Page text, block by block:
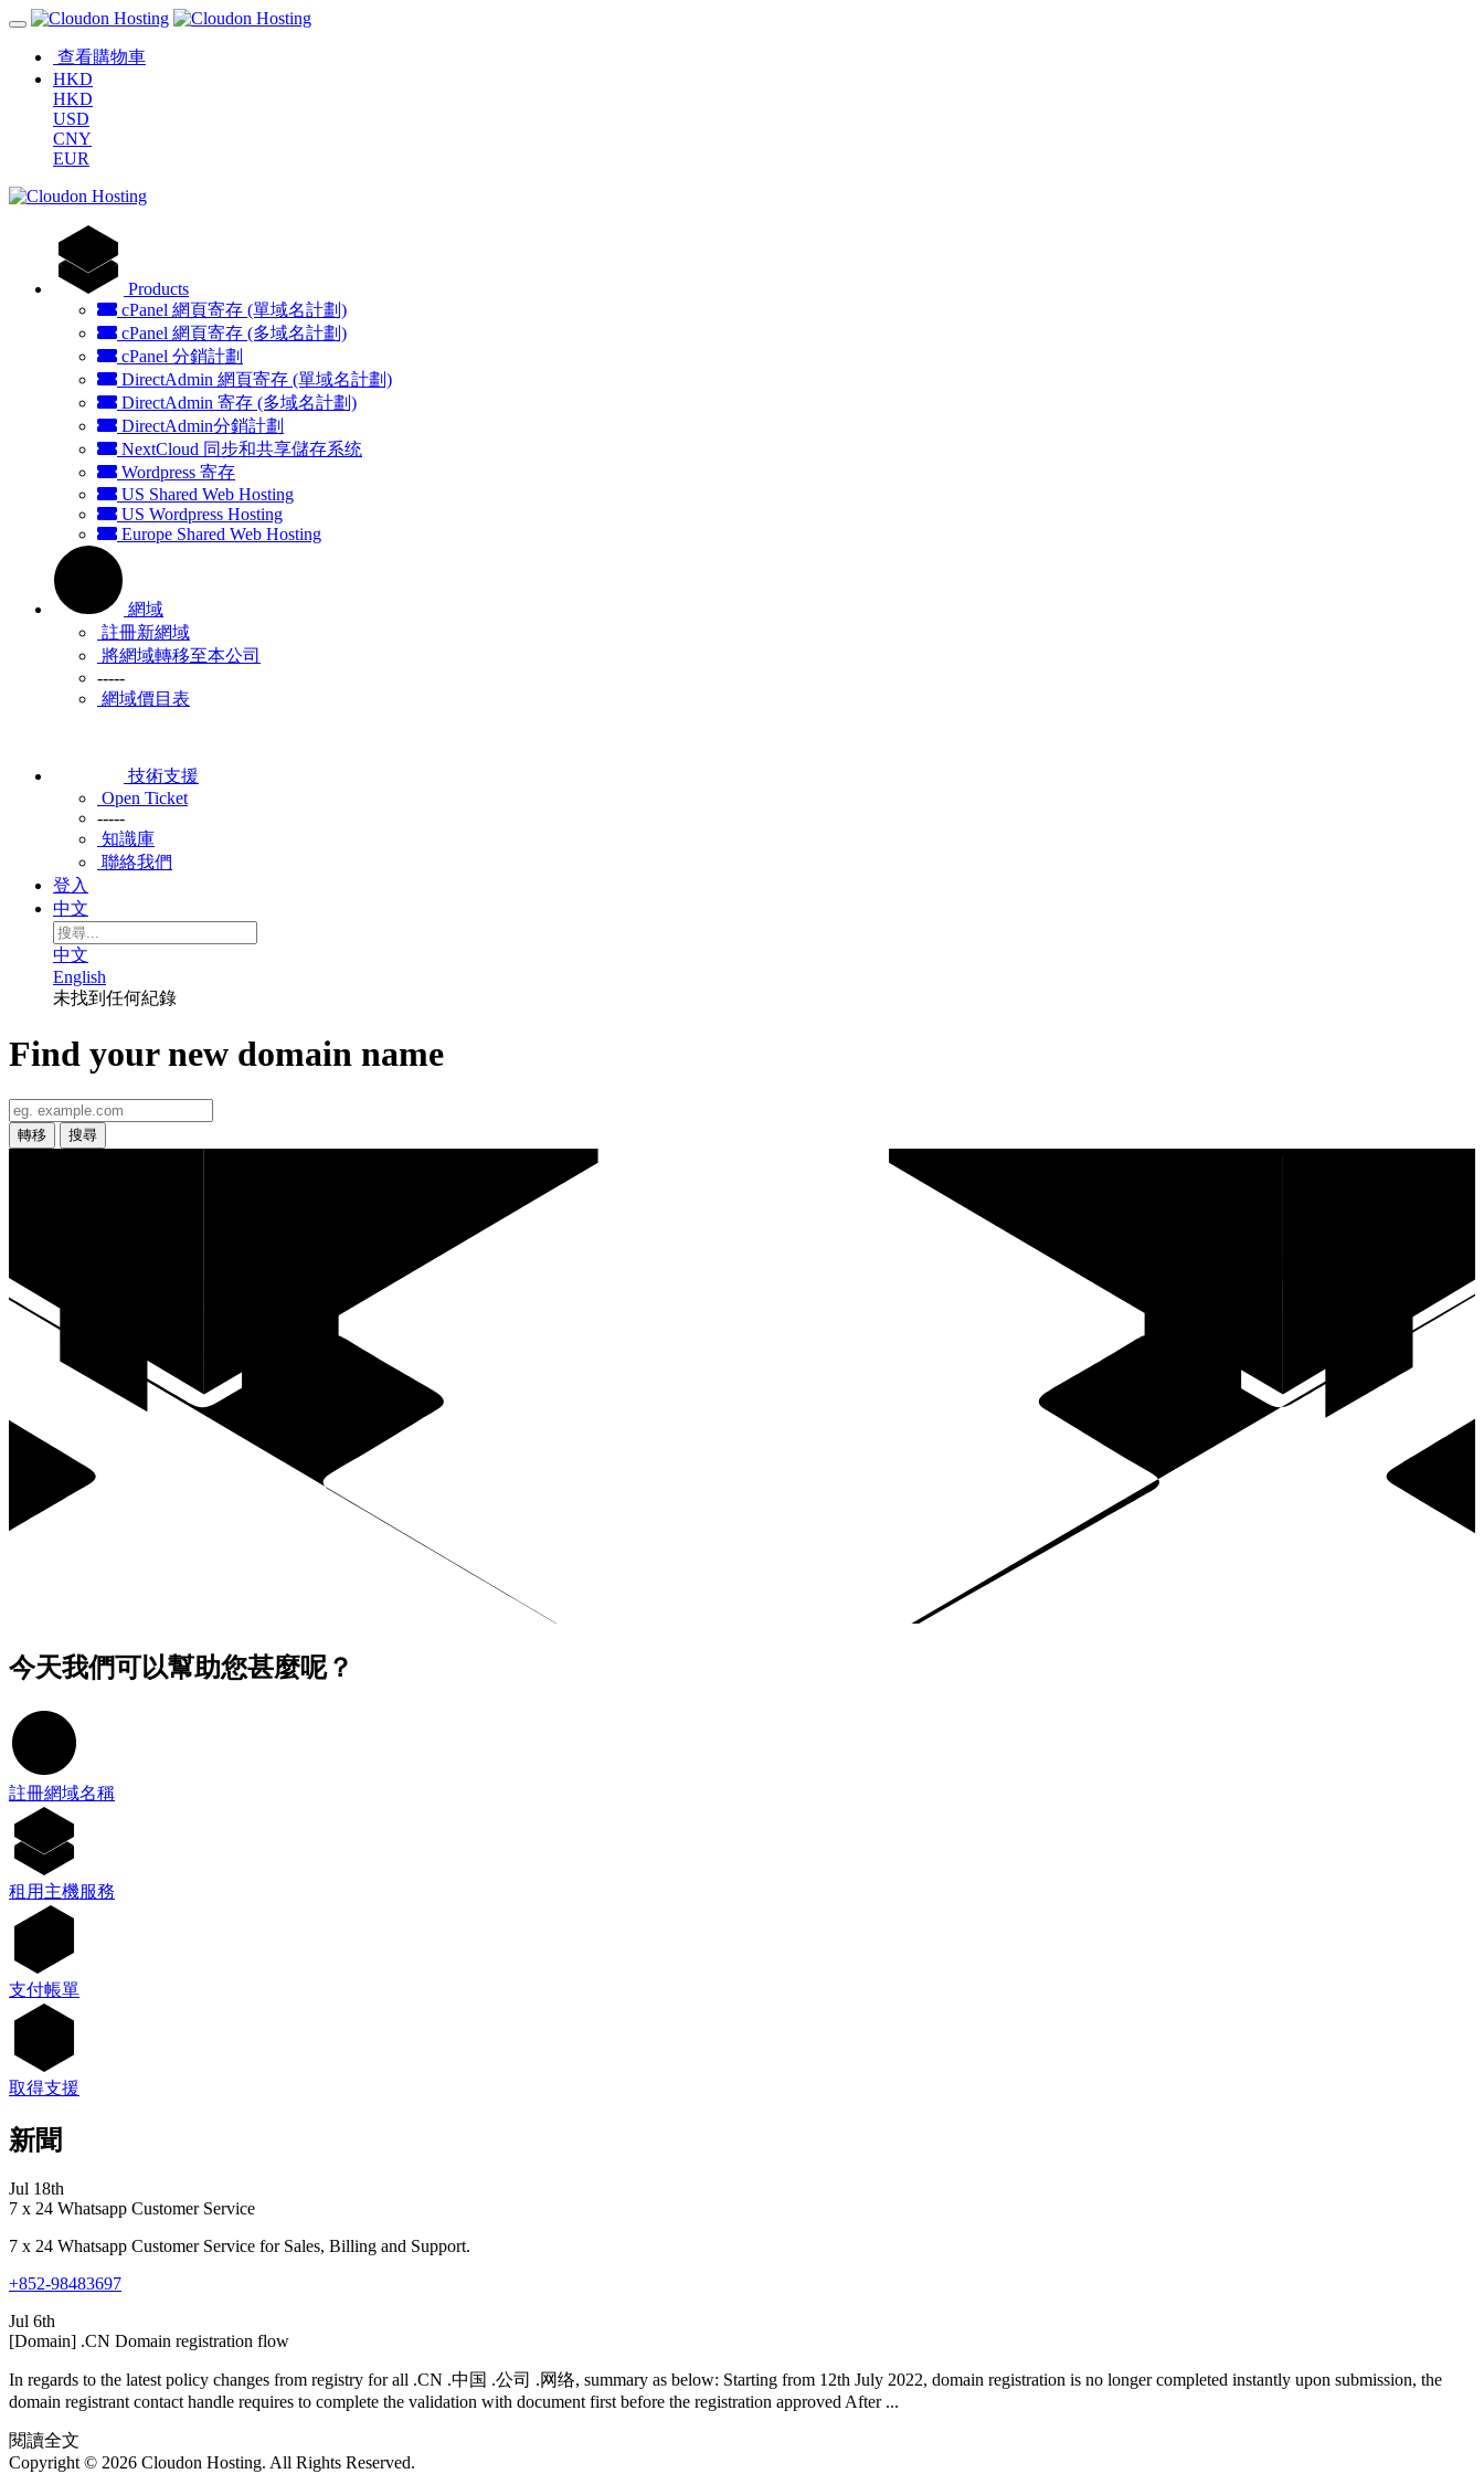
查看購物車
HKD
HKD
USD
CNY
EUR
Products
cPanel 網頁寄存 (單域名計劃)
cPanel 網頁寄存 (多域名計劃)
cPanel 分銷計劃
DirectAdmin 網頁寄存 (單域名計劃)
DirectAdmin 寄存 (多域名計劃)
DirectAdmin分銷計劃
NextCloud 同步和共享儲存系统
Wordpress 寄存
US Shared Web Hosting
US Wordpress Hosting
Europe Shared Web Hosting
網域
註冊新網域
將網域轉移至本公司
-----
網域價目表
技術支援
Open Ticket
-----
知識庫
聯絡我們
登入
中文
中文
English
未找到任何紀錄
Find your new domain name
今天我們可以幫助您甚麼呢？
註冊網域名稱
租用主機服務
支付帳單
取得支援
新聞
Jul 18th
7 x 24 Whatsapp Customer Service
7 x 24 Whatsapp Customer Service for Sales, Billing and Support.
+852-98483697
Jul 6th
[Domain] .CN Domain registration flow
In regards to the latest policy changes from registry for all .CN .中国 .公司 .网络, summary as below: Starting from 12th July 2022, domain registration is no longer completed instantly upon submission, the
domain registrant contact handle requires to complete the validation with document first before the registration approved After ...
閱讀全文
Copyright © 2026 Cloudon Hosting. All Rights Reserved.